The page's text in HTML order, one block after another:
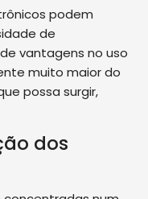
podem
de
vantagens no uso
muito maior do
possa surgir,
dos